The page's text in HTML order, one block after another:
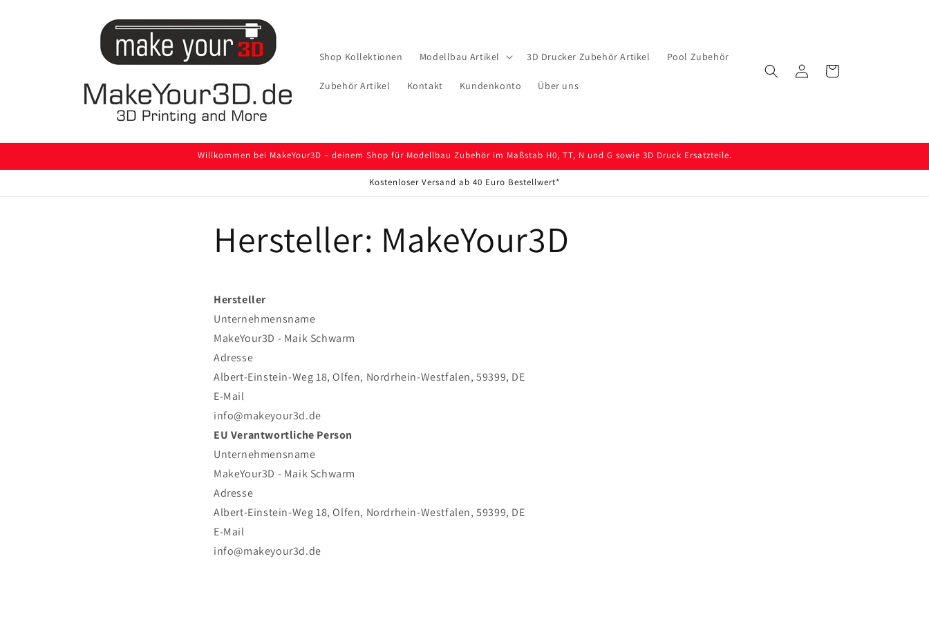
Shop Kollektionen Modellbau Artikel 3D Drucker Zubehör Artikel Pool Zubehör
Zubehör Artikel Kontakt Kundenkonto Über uns
EinloggenWarenkorb
Willkommen bei MakeYour3D – deinem Shop für Modellbau Zubehör im Maßstab H0, TT, N und G sowie 3D Druck Ersatzteile.
Kostenloser Versand ab 40 Euro Bestellwert*
Hersteller: MakeYour3D
Hersteller
Unternehmensname
MakeYour3D - Maik Schwarm
Adresse
Albert-Einstein-Weg 18, Olfen, Nordrhein-Westfalen, 59399, DE
E-Mail
info@makeyour3d.de
EU Verantwortliche Person
Unternehmensname
MakeYour3D - Maik Schwarm
Adresse
Albert-Einstein-Weg 18, Olfen, Nordrhein-Westfalen, 59399, DE
E-Mail
info@makeyour3d.de